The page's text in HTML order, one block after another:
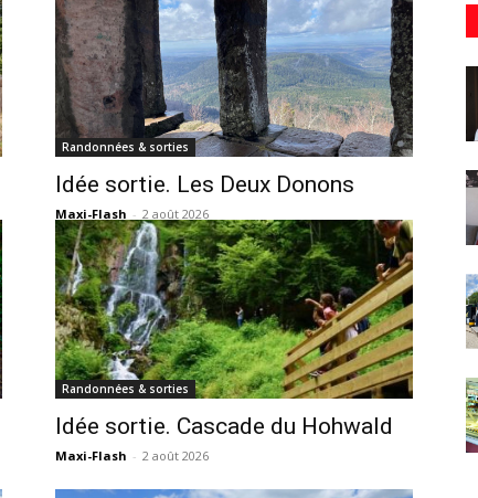
Randonnées & sorties
Idée sortie. Les Deux Donons
Maxi-Flash - 2 août 2026
Randonnées & sorties
Idée sortie. Cascade du Hohwald
Maxi-Flash - 2 août 2026